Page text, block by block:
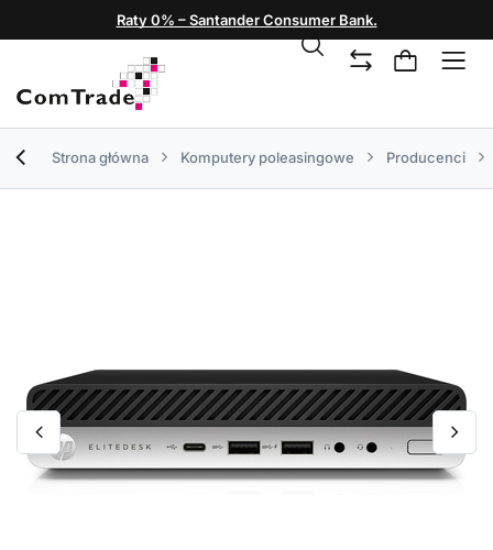
Raty 0% – Santander Consumer Bank.
Strona główna Komputery poleasingowe Producenci